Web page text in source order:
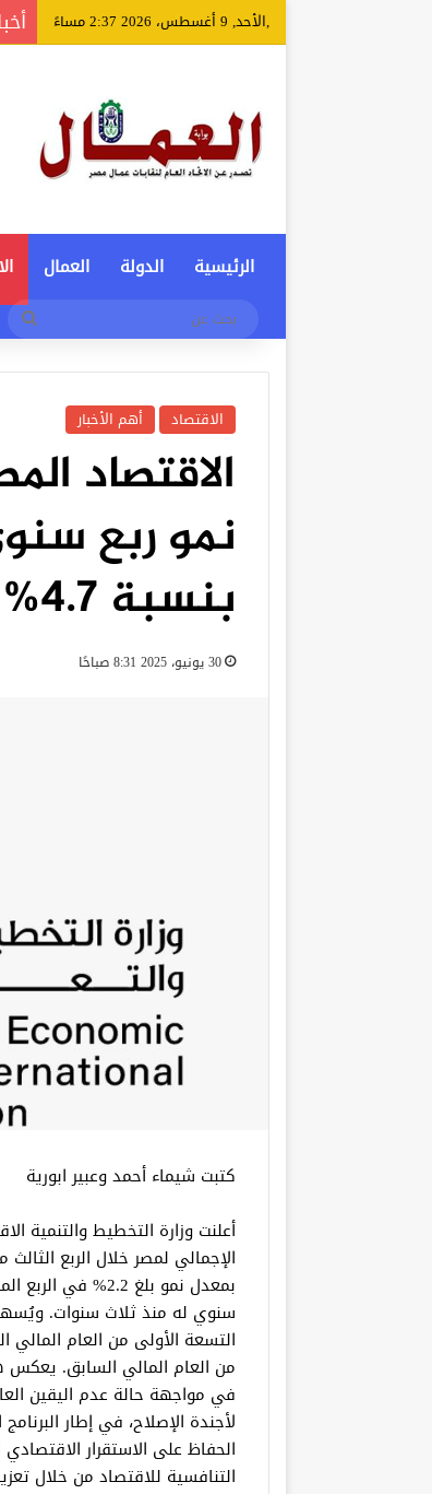
,الأحد, 9 أغسطس، 2026 2:37 مساءً
الرئيسية الدولة العمال
الاقتصاد أهم الأخبار
الاقتصاد
بنسبة 4.7%
30 يونيو، 2025 8:31 صباحًا
كتبت شيماء أحمد وعبير ابورية
أعلنت وزارة التخطيط والتنمية
بمعدل نمو بلغ
سنوي له منذ ثلاث سنوات.
من العام المالي السابق. يعكس
في مواجهة حالة عدم اليقين
لأجندة الإصلاح، في إطار
الحفاظ على الاستقرار
التنافسية للاقتصاد من خلال